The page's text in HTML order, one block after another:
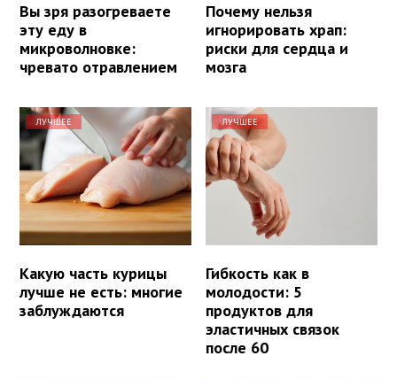
Вы зря разогреваете
эту еду в
микроволновке:
чревато отравлением
Почему нельзя
игнорировать храп:
риски для сердца и
мозга
ЛУЧШЕЕ
Какую часть курицы
лучше не есть: многие
заблуждаются
ЛУЧШЕЕ
Гибкость как в
молодости: 5
продуктов для
эластичных связок
после 60